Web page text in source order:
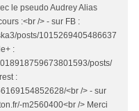
le pseudo Audrey Alias
:<br /> - sur FB :
posts/1015269405486637
:
posts/
:
<br /> - sur
m2560400<br /> Merci